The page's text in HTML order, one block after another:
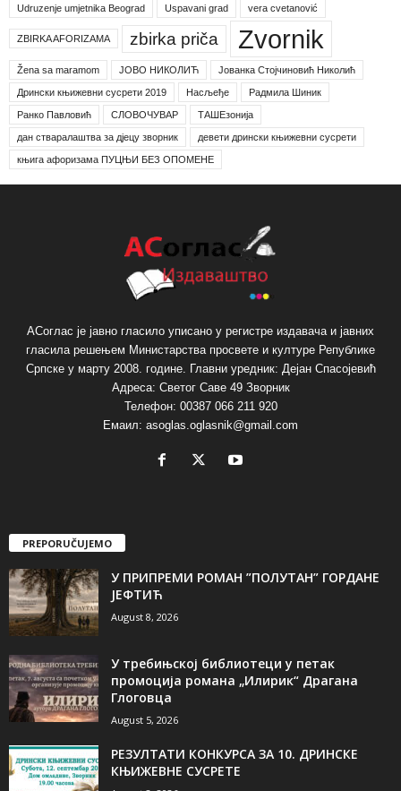
Udruzenje umjetnika Beograd Uspavani grad vera cvetanović
ZBIRKA AFORIZAMA zbirka priča Zvornik
Žena sa maramom ЈОВО НИКОЛИЋ Јованка Стојчиновић Николић
Дрински књижевни сусрети 2019 Насљеђе Радмила Шиник
Ранко Павловић СЛОВОЧУВАР ТАШЕзонија
дан стваралаштва за дјецу зворник девети дрински књижевни сусрети
књига афоризама ПУЦЊИ БЕЗ ОПОМЕНЕ
АСоглас је јавно гласило уписано у регистре издавача и јавних
гласила решењем Министарства просвете и културе Републике
Српске у марту 2008. године. Главни уредник: Дејан Спасојевић
Адреса: Светог Саве 49 Зворник
Телефон: 00387 066 211 920
Емаил: asoglas.oglasnik@gmail.com
PREPORUČUJEMO
У ПРИПРЕМИ РОМАН ”ПОЛУТАН” ГОРДАНЕ
ЈЕФТИЋ
August 8, 2026
У требињској библиотеци у петак
промоција романа „Илирик“ Драгана
Глоговца
August 5, 2026
РЕЗУЛТАТИ КОНКУРСА ЗА 10. ДРИНСКЕ
КЊИЖЕВНЕ СУСРЕТЕ